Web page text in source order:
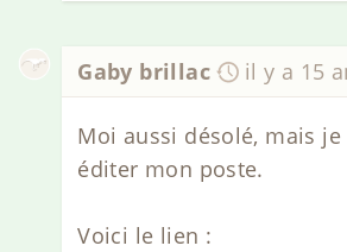
Gaby brillac il y a 15
Moi aussi désolé, mais je
éditer mon poste.
Voici le lien :